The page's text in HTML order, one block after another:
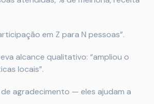
em Z para N pessoas”.
alcance qualitativo: “ampliou o
locais”.
agradecimento — eles ajudam a